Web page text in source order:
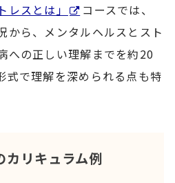
スとは」
コースでは、
から、メンタルヘルスとスト
への正しい理解までを約20
式で理解を深められる点も特
カリキュラム例